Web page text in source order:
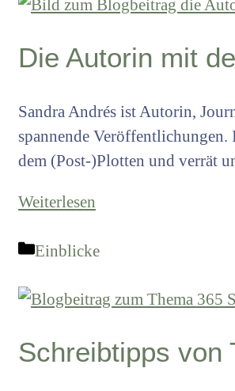
Die Autorin mit
Sandra Andrés ist Autorin,
spannende
dem (Post-)Plotten und verrät
Weiterlesen
Kategorien
Einblicke
Schreibtipps von